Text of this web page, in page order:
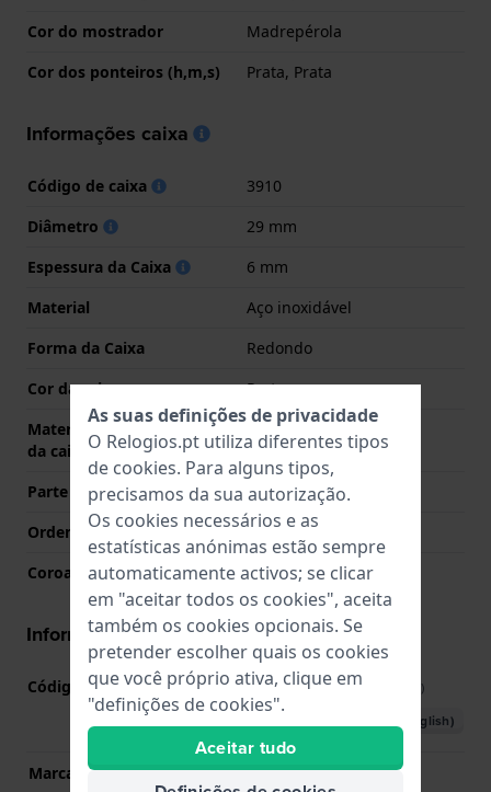
Cor do mostrador
Madrepérola
Cor dos ponteiros (h,m,s)
Prata, Prata
Informações caixa
Código de caixa
3910
Diâmetro
29 mm
Espessura da Caixa
6 mm
Material
Aço inoxidável
Forma da Caixa
Redondo
Cor da caixa
Prata
Material da parte de trás
da caixa
Aço inoxidável
Parte de trás da caixa
Fechado com parafusos
Ordenar vidro
Safira
Coroa
Coroa de puxar
Informações movimento
Código do movimento nº 901.001(Ver especificações )
Descarregar o manual (English)
Marca de movimento
ETA
As suas definições de privacidade
O Relogios.pt utiliza diferentes tipos
de cookies. Para alguns tipos,
precisamos da sua autorização.
Os cookies necessários e as
estatísticas anónimas estão sempre
automaticamente activos; se clicar
em "aceitar todos os cookies", aceita
também os cookies opcionais. Se
pretender escolher quais os cookies
que você próprio ativa, clique em
"definições de cookies".
Aceitar tudo